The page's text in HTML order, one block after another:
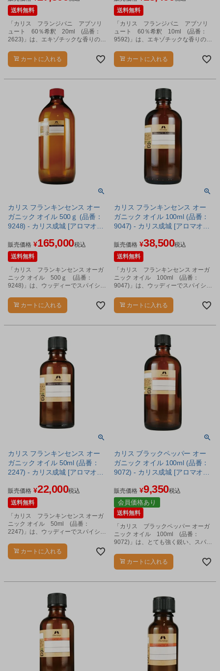
送料無料
「カリス フランジパニ アブソリ
ュート 60％希釈 20ml (品番：
2623)」は、エキゾチックな香りのエ
カートに入れる
送料無料
「カリス フランジパニ アブソリ
ュート 60％希釈 10ml (品番：
9592)」は、エキゾチックな香りのエ
カートに入れる
カリス フランキンセンス オー
ガニック オイル 500ｇ (品番：
9248) - カリス成城 [アロマオイ
販売価格 ¥165,000税込
送料無料
「カリス フランキンセンス オーガ
ニック オイル 500ｇ (品番：
9248)」は、ウッディーでスパイシー
イルです。
カートに入れる
カリス フランキンセンス オー
ガニック オイル 100ml (品番：
9047) - カリス成城 [アロマオイ
販売価格 ¥38,500税込
送料無料
「カリス フランキンセンス オーガ
ニック オイル 100ml (品番：
9047)」は、ウッディーでスパイシー
イルです。
カートに入れる
カリス フランキンセンス オー
ガニック オイル 50ml (品番：
2247) - カリス成城 [アロマオイ
販売価格 ¥22,000税込
送料無料
「カリス フランキンセンス オーガ
ニック オイル 50ml (品番：
2247)」は、ウッディーでスパイシー
イルです。
カートに入れる
カリス ブラックペッパー オー
ガニック オイル 100ml (品番：
9072) - カリス成城 [アロマオイ
販売価格 ¥9,350税込
会員価格あり
送料無料
「カリス ブラックペッパー オーガ
ニック オイル 100ml (品番：
9072)」は、とても強く鋭い、スパイ
です。
カートに入れる